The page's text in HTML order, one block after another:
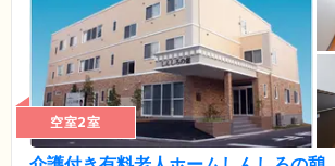
空室2室